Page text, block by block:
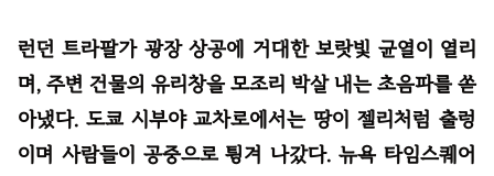
런던 트라팔가 광장 상공에 거대한 보랏빛 균열이 열리
며, 주변 건물의 유리창을 모조리 박살 내는 초음파를 쏟
아냈다. 도쿄 시부야 교차로에서는 땅이 젤리처럼 출렁
이며 사람들이 공중으로 튕겨 나갔다. 뉴욕 타임스퀘어